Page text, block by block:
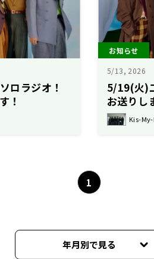
ロラジオ！
！
お知らせ
5/13, 2026
5/19(火)
お送りし
の近況は
Kis-
1
年月別で見る